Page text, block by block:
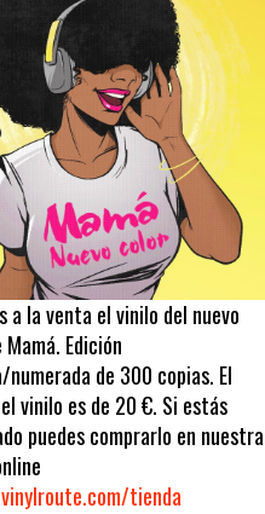
a la venta el vinilo del nuevo
Edición
de 300 copias. El
vinilo es de 20 €. Si estás
puedes comprarlo en nuestra
tienda